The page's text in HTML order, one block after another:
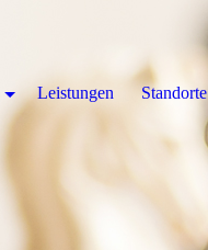
Leistungen Standorte